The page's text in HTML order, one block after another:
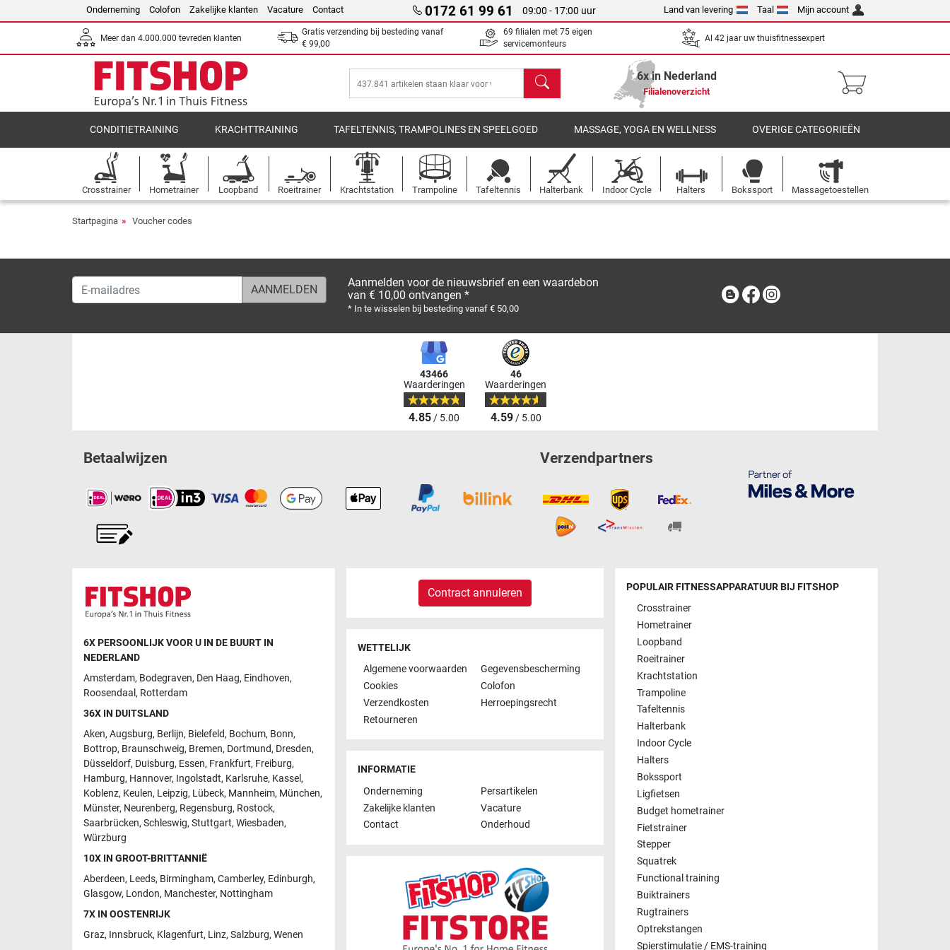
Onderneming Colofon Zakelijke klanten Vacature Contact 0172 61 99 61 09:00 - 17:00 uur Land van levering Taal Mijn account
Meer dan 4.000.000 tevreden klanten
Gratis verzending bij besteding vanaf
€ 99,00
69 filialen met 75 eigen
servicemonteurs
Al 42 jaar uw thuisfitnessexpert
Zoeken 6x in Nederland
Filialenoverzicht
CONDITIETRAINING KRACHTTRAINING TAFELTENNIS, TRAMPOLINES EN SPEELGOED MASSAGE, YOGA EN WELLNESS OVERIGE CATEGORIEËN
Crosstrainer Hometrainer Loopband Roeitrainer Krachtstation Trampoline Tafeltennis Halterbank Indoor Cycle Halters Bokssport Massagetoestellen
Startpagina Voucher codes
E-mailadres
Aanmelden voor de nieuwsbrief en een waardebon
van € 10,00 ontvangen *
* In te wisselen bij besteding vanaf € 50,00
BlogFacebook
43466
Waarderingen
4.85/ 5.00
46
Waarderingen
4.59/ 5.00
Betaalwijzen Verzendpartners
6X PERSOONLIJK VOOR U IN DE BUURT IN
NEDERLAND
Amsterdam, Bodegraven, Den Haag, Eindhoven,
Roosendaal , Rotterdam
36X IN DUITSLAND
Aken, Augsburg, Berlijn, Bielefeld, Bochum, Bonn,
Bottrop, Braunschweig, Bremen, Dortmund, Dresden,
Düsseldorf, Duisburg, Essen, Frankfurt, Freiburg,
Hamburg, Hannover, Ingolstadt, Karlsruhe, Kassel,
Koblenz, Keulen, Leipzig, Lübeck, Mannheim, München,
Münster, Neurenberg, Regensburg, Rostock,
Saarbrücken, Schleswig, Stuttgart, Wiesbaden,
Würzburg
10X IN GROOT-BRITTANNIË
Aberdeen, Leeds, Birmingham, Camberley, Edinburgh,
Glasgow, London, Manchester, Nottingham
7X IN OOSTENRIJK
Graz, Innsbruck, Klagenfurt, Linz, Salzburg, Wenen
Contract annuleren
WETTELIJK
Algemene voorwaarden
Gegevensbescherming
Cookies
Colofon
Verzendkosten
Herroepingsrecht
Retourneren
INFORMATIE
Onderneming
Persartikelen
Zakelijke klanten
Vacature
Contact
Onderhoud
POPULAIR FITNESSAPPARATUUR BIJ FITSHOP
Crosstrainer
Hometrainer
Loopband
Roeitrainer
Krachtstation
Trampoline
Tafeltennis
Halterbank
Indoor Cycle
Halters
Bokssport
Ligfietsen
Budget hometrainer
Fietstrainer
Stepper
Squatrek
Functional training
Buiktrainers
Rugtrainers
Optrekstangen
Spierstimulatie / EMS-training